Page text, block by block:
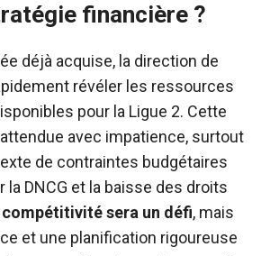
financière ?
déjà acquise, la direction de
révéler les ressources
pour la Ligue 2. Cette
avec impatience, surtout
de contraintes budgétaires
la DNCG et la baisse des droits
compétitivité sera un défi, mais
et une planification rigoureuse